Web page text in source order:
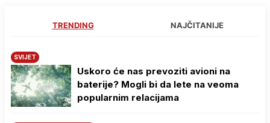
TRENDING NAJČITANIJE
SVIJET
Uskoro će nas prevoziti avioni na
baterije? Mogli bi da lete na veoma
popularnim relacijama